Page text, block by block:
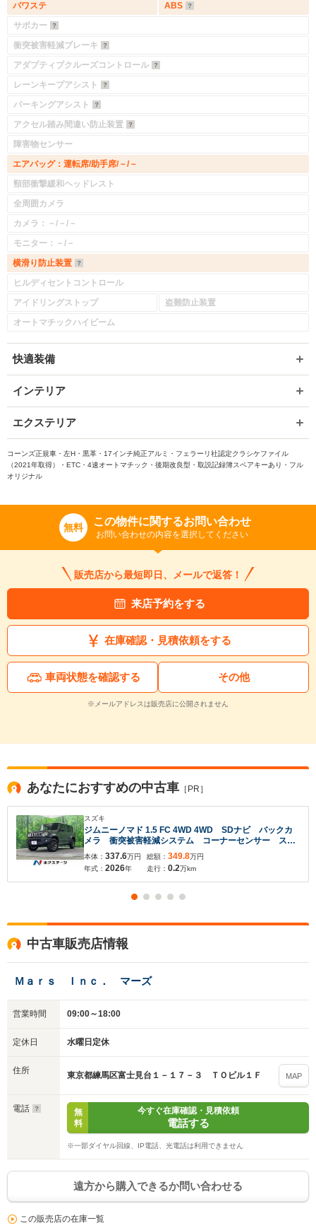
パワステ
ABS
サポカー
衝突被害軽減ブレーキ
アダプティブクルーズコントロール
レーンキープアシスト
パーキングアシスト
アクセル踏み間違い防止装置
障害物センサー
エアバッグ：運転席/助手席/－/－
頸部衝撃緩和ヘッドレスト
全周囲カメラ
カメラ：－/－/－
モニター：－/－
横滑り防止装置
ヒルディセントコントロール
アイドリングストップ
盗難防止装置
オートマチックハイビーム
快適装備
インテリア
エクステリア
コーンズ正規車・左H・黒革・17インチ純正アルミ・フェラーリ社認定クラシケファイル
（2021年取得）・ETC・4速オートマチック・後期改良型・取説記録簿スペアキーあり・フル
オリジナル
無料 この物件に関するお問い合わせ
お問い合わせの内容を選択してください
販売店から最短即日、メールで返答！
来店予約をする
在庫確認・見積依頼をする
車両状態を確認する その他
※メールアドレスは販売店に公開されません
あなたにおすすめの中古車 ［PR］
スズキ
ジムニーノマド 1.5 FC 4WD 4WD SDナビ バックカ
メラ 衝突被害軽減システム コーナーセンサー スマ
ートキー LEDヘッド 純正15インチアルミ オートハ
イビーム 車線逸脱警報 オートライト オートエアコ
ン
本体： 337.6万円
年式： 2026年
総額： 349.8万円
走行： 0.2万km
中古車販売店情報
Ｍａｒｓ Ｉｎｃ． マーズ
営業時間 09:00～18:00
定休日 水曜日定休
住所 東京都練馬区富士見台１－１７－３ ＴＯビル１Ｆ MAP
電話
無
料
今すぐ在庫確認・見積依頼
電話する
※一部ダイヤル回線、IP電話、光電話は利用できません
遠方から購入できるか問い合わせる
この販売店の在庫一覧
入力途中の情報を保存しますか？
※保存された情報は90日で破棄されます